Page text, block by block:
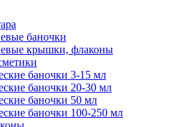
баночки
крышки, флаконы
баночки 3-15 мл
баночки 20-30 мл
баночки 50 мл
баночки 100-250 мл